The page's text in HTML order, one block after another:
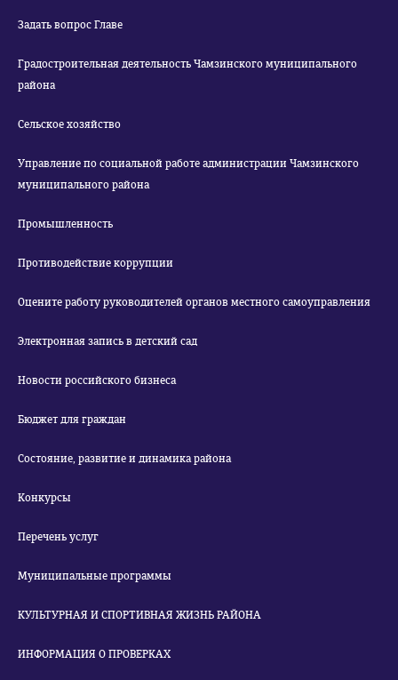
Задать вопрос Главе
Градостроительная деятельность Чамзинского муниципального
района
Сельское хозяйство
Управление по социальной работе администрации Чамзинского
муниципального района
Промышленность
Противодействие коррупции
Оцените работу руководителей органов местного самоуправления
Электронная запись в детский сад
Новости российского бизнеса
Бюджет для граждан
Состояние, развитие и динамика района
Конкурсы
Перечень услуг
Муниципальные программы
КУЛЬТУРНАЯ И СПОРТИВНАЯ ЖИЗНЬ РАЙОНА
ИНФОРМАЦИЯ О ПРОВЕРКАХ